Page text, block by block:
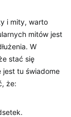
i mity, warto
mitów jest
W
stać się
jest tu świadome
że: